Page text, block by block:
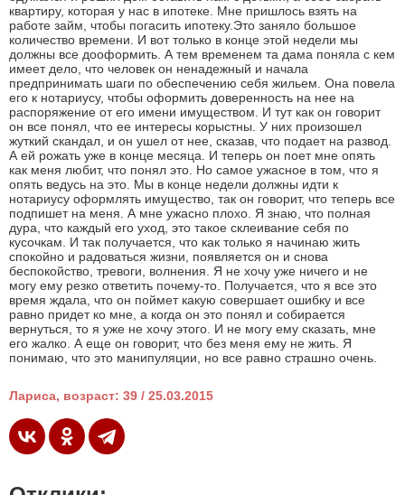
квартиру, которая у нас в ипотеке. Мне пришлось взять на
работе займ, чтобы погасить ипотеку.Это заняло большое
количество времени. И вот только в конце этой недели мы
должны все дооформить. А тем временем та дама поняла с кем
имеет дело, что человек он ненадежный и начала
предпринимать шаги по обеспечению себя жильем. Она повела
его к нотариусу, чтобы оформить доверенность на нее на
распоряжение от его имени имуществом. И тут как он говорит
он все понял, что ее интересы корыстны. У них произошел
жуткий скандал, и он ушел от нее, сказав, что подает на развод.
А ей рожать уже в конце месяца. И теперь он поет мне опять
как меня любит, что понял это. Но самое ужасное в том, что я
опять ведусь на это. Мы в конце недели должны идти к
нотариусу оформлять имущество, так он говорит, что теперь все
подпишет на меня. А мне ужасно плохо. Я знаю, что полная
дура, что каждый его уход, это такое склеивание себя по
кусочкам. И так получается, что как только я начинаю жить
спокойно и радоваться жизни, появляется он и снова
беспокойство, тревоги, волнения. Я не хочу уже ничего и не
могу ему резко ответить почему-то. Получается, что я все это
время ждала, что он поймет какую совершает ошибку и все
равно придет ко мне, а когда он это понял и собирается
вернуться, то я уже не хочу этого. И не могу ему сказать, мне
его жалко. А еще он говорит, что без меня ему не жить. Я
понимаю, что это манипуляции, но все равно страшно очень.
Лариса, возраст: 39 / 25.03.2015